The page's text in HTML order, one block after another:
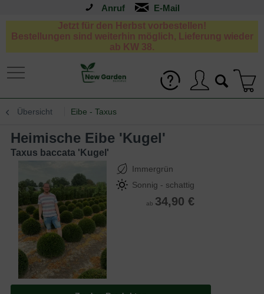
Anruf
Jetzt für den Herbst vorbestellen!
Bestellungen sind weiterhin möglich, Lieferung wieder
ab KW 38.
Übersicht Eibe - Taxus
Heimische Eibe 'Kugel'
Taxus baccata 'Kugel'
Immergrün
Sonnig - schattig
ab 34,90 €